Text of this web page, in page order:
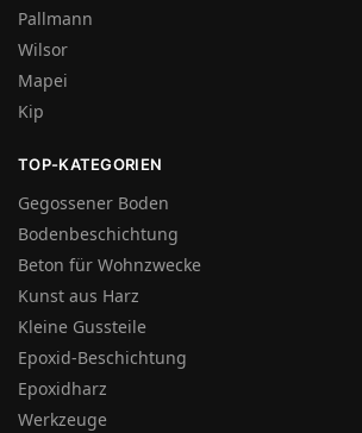
Pallmann
Wilsor
Mapei
Kip
TOP-KATEGORIEN
Gegossener Boden
Bodenbeschichtung
Beton für Wohnzwecke
Kunst aus Harz
Kleine Gussteile
Epoxid-Beschichtung
Epoxidharz
Werkzeuge